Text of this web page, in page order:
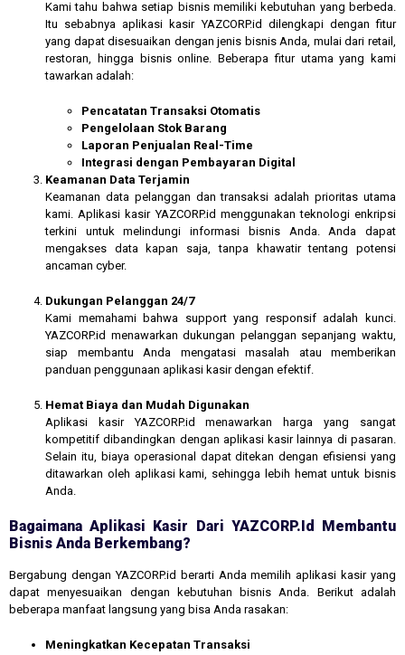
Kami tahu bahwa setiap bisnis memiliki kebutuhan yang berbeda.
Itu sebabnya aplikasi kasir YAZCORP.id dilengkapi dengan fitur
yang dapat disesuaikan dengan jenis bisnis Anda, mulai dari retail,
restoran, hingga bisnis online. Beberapa fitur utama yang kami
tawarkan adalah:
Pencatatan Transaksi Otomatis
Pengelolaan Stok Barang
Laporan Penjualan Real-Time
Integrasi dengan Pembayaran Digital
Keamanan Data Terjamin
Keamanan data pelanggan dan transaksi adalah prioritas utama
kami. Aplikasi kasir YAZCORP.id menggunakan teknologi enkripsi
terkini untuk melindungi informasi bisnis Anda. Anda dapat
mengakses data kapan saja, tanpa khawatir tentang potensi
ancaman cyber.
Dukungan Pelanggan 24/7
Kami memahami bahwa support yang responsif adalah kunci.
YAZCORP.id menawarkan dukungan pelanggan sepanjang waktu,
siap membantu Anda mengatasi masalah atau memberikan
panduan penggunaan aplikasi kasir dengan efektif.
Hemat Biaya dan Mudah Digunakan
Aplikasi kasir YAZCORP.id menawarkan harga yang sangat
kompetitif dibandingkan dengan aplikasi kasir lainnya di pasaran.
Selain itu, biaya operasional dapat ditekan dengan efisiensi yang
ditawarkan oleh aplikasi kami, sehingga lebih hemat untuk bisnis
Anda.
Bagaimana Aplikasi Kasir Dari YAZCORP.id Membantu
Bisnis Anda Berkembang?
Bergabung dengan YAZCORP.id berarti Anda memilih aplikasi kasir yang
dapat menyesuaikan dengan kebutuhan bisnis Anda. Berikut adalah
beberapa manfaat langsung yang bisa Anda rasakan:
Meningkatkan Kecepatan Transaksi